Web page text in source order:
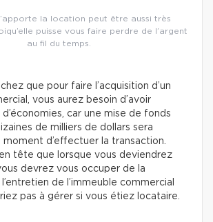
la location peut être aussi très
puisse vous faire perdre de l’argent
au fil du temps.
que pour faire l’acquisition d’un
vous aurez besoin d’avoir
car une mise de fonds
de milliers de dollars sera
moment d’effectuer la transaction.
tête que lorsque vous deviendrez
devrez vous occuper de la
de l’immeuble commercial
pas à gérer si vous étiez locataire.